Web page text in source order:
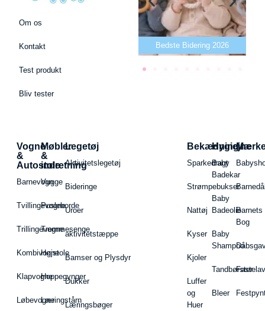
Om os
Kontakt
Test produkt
Bliv tester
Bedste puslepude 2026 Bedste Bidering 2026
Vogne
&
Autostole
Barnevogn
Tvillingevogne
Trillingevogne
Kombivogne
Klapvogne
Løbevogne
Møbler
&
indretning
Vugge
Pusleborde
Tremmesenge
Højstole
Hoppegynger
Læringstårn
Legetøj
Aktivitetslegetøj
Bideringe
Uroer
aktivitetstæppe
Bamser og Plysdyr
Dukker
Læringsbøger
Bekædning
Sparkedragt
Strømpebukser
Nattøj
Kyser
Kjoler
Luffer
og
Huer
Hygiejne
Baby
Badekar
Baby
Badeolie
Baby
Shampoo
Tandbørster
Bleer
Barnets
Bog